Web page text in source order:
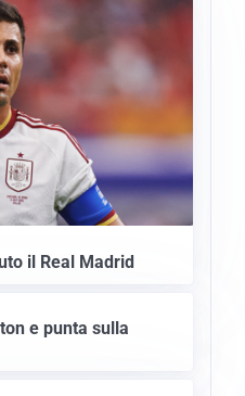
il Real Madrid
e punta sulla